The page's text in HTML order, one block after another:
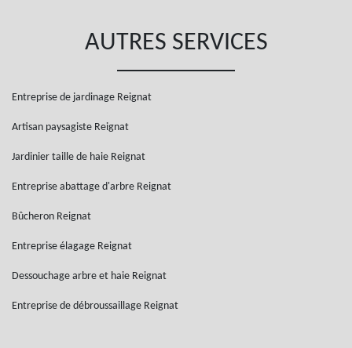
AUTRES SERVICES
Entreprise de jardinage Reignat
Artisan paysagiste Reignat
Jardinier taille de haie Reignat
Entreprise abattage d'arbre Reignat
Bûcheron Reignat
Entreprise élagage Reignat
Dessouchage arbre et haie Reignat
Entreprise de débroussaillage Reignat